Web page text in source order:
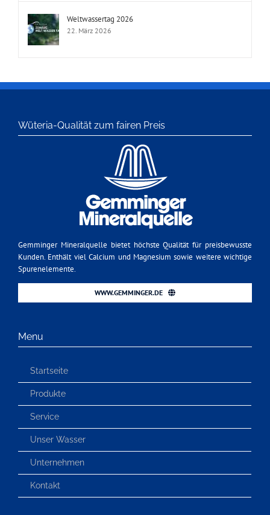
Weltwassertag 2026
22. März 2026
Wüteria-Qualität zum fairen Preis
Gemminger Mineralquelle bietet höchste Qualität für preisbewusste
Kunden. Enthält viel Calcium und Magnesium sowie weitere wichtige
Spurenelemente.
WWW.GEMMINGER.DE
Menu
Startseite
Produkte
Service
Unser Wasser
Unternehmen
Kontakt